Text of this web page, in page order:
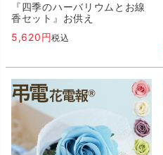
『四季のハーバリウムとお線
香セット』お供え
5,620
税込